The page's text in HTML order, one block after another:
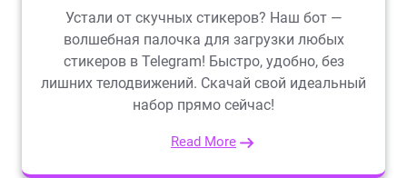
Устали от скучных стикеров? Наш бот —
волшебная палочка для загрузки любых
стикеров в Telegram! Быстро, удобно, без
лишних телодвижений. Скачай свой идеальный
набор прямо сейчас!
Read More